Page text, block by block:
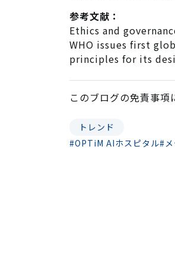
参考文献：
Ethics and
WHO issues first
principles for its
このブログの免責事項
トレンド
#OPTiM AIホスピタル#